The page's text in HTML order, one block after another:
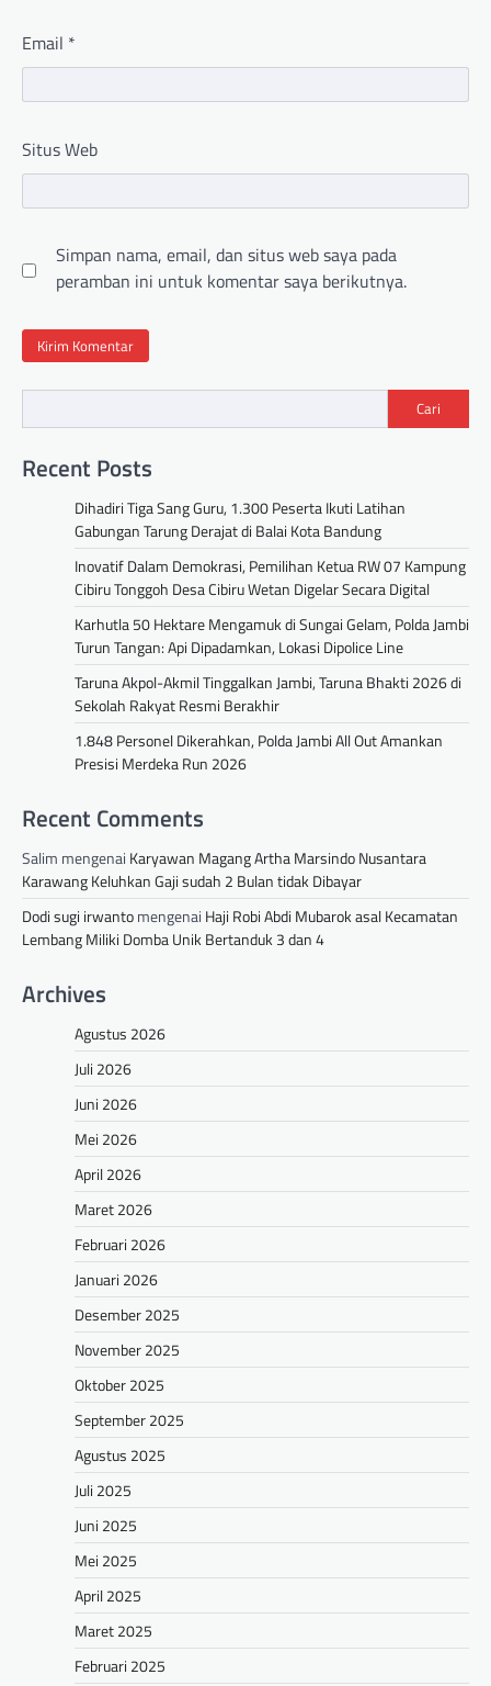
Email *
Situs Web
Simpan nama, email, dan situs web saya pada
peramban ini untuk komentar saya berikutnya.
Cari
Recent Posts
Dihadiri Tiga Sang Guru, 1.300 Peserta Ikuti Latihan
Gabungan Tarung Derajat di Balai Kota Bandung
Inovatif Dalam Demokrasi, Pemilihan Ketua RW 07 Kampung
Cibiru Tonggoh Desa Cibiru Wetan Digelar Secara Digital
Karhutla 50 Hektare Mengamuk di Sungai Gelam, Polda Jambi
Turun Tangan: Api Dipadamkan, Lokasi Dipolice Line
Taruna Akpol-Akmil Tinggalkan Jambi, Taruna Bhakti 2026 di
Sekolah Rakyat Resmi Berakhir
1.848 Personel Dikerahkan, Polda Jambi All Out Amankan
Presisi Merdeka Run 2026
Recent Comments
Salim mengenai Karyawan Magang Artha Marsindo Nusantara
Karawang Keluhkan Gaji sudah 2 Bulan tidak Dibayar
Dodi sugi irwantomengenai Haji Robi Abdi Mubarok asal Kecamatan
Lembang Miliki Domba Unik Bertanduk 3 dan 4
Archives
Agustus 2026
Juli 2026
Juni 2026
Mei 2026
April 2026
Maret 2026
Februari 2026
Januari 2026
Desember 2025
November 2025
Oktober 2025
September 2025
Agustus 2025
Juli 2025
Juni 2025
Mei 2025
April 2025
Maret 2025
Februari 2025